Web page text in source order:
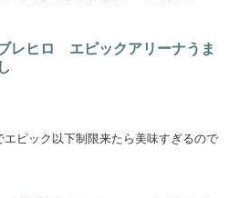
レヒロ エピックアリーナうま
し
ピック以下制限来たら美味すぎるので